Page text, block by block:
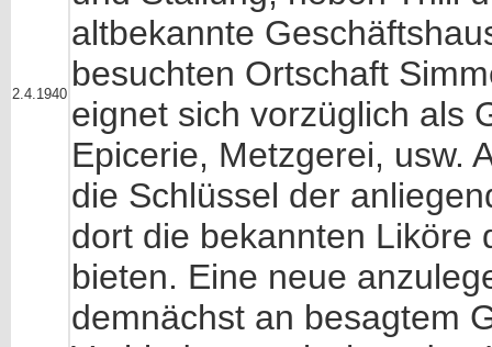
2.4.1940
altbekannte
besuchten Ortschaft
eignet sich vorzüglich als
Epicerie, Metzgerei, usw.
die Schlüssel der
dort die bekannten Liköre
bieten. Eine neue
demnächst an besagtem